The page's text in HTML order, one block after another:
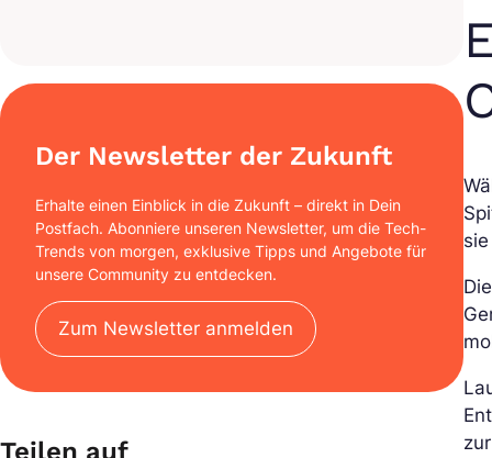
Der Newsletter der Zukunft
Erhalte einen Einblick in die Zukunft – direkt in Dein
Postfach. Abonniere unseren Newsletter, um die Tech-
Trends von morgen, exklusive Tipps und Angebote für
unsere Community zu entdecken.
Zum Newsletter anmelden
Teilen auf